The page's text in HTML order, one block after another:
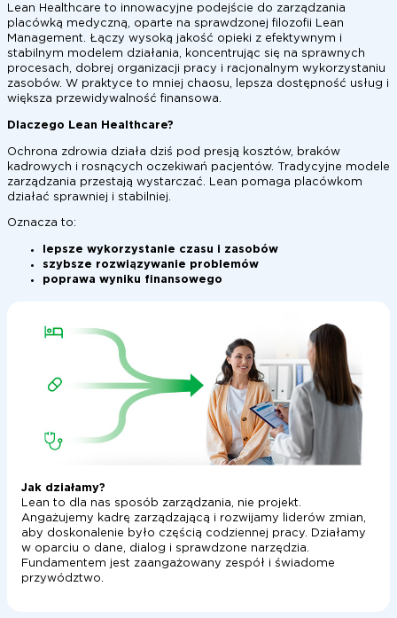
Lean Healthcare to innowacyjne podejście do zarządzania
placówką medyczną, oparte na sprawdzonej filozofii Lean
Management. Łączy wysoką jakość opieki z efektywnym i
stabilnym modelem działania, koncentrując się na sprawnych
procesach, dobrej organizacji pracy i racjonalnym wykorzystaniu
zasobów. W praktyce to mniej chaosu, lepsza dostępność usług i
większa przewidywalność finansowa.
Dlaczego Lean Healthcare?
Ochrona zdrowia działa dziś pod presją kosztów, braków
kadrowych i rosnących oczekiwań pacjentów. Tradycyjne modele
zarządzania przestają wystarczać. Lean pomaga placówkom
działać sprawniej i stabilniej.
Oznacza to:
lepsze wykorzystanie czasu i zasobów
szybsze rozwiązywanie problemów
poprawa wyniku finansowego
Jak działamy?
Lean to dla nas sposób zarządzania, nie projekt.
Angażujemy kadrę zarządzającą i rozwijamy liderów zmian,
aby doskonalenie było częścią codziennej pracy. Działamy
w oparciu o dane, dialog i sprawdzone narzędzia.
Fundamentem jest zaangażowany zespół i świadome
przywództwo.